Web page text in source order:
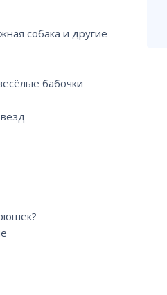
собака и другие
бабочки